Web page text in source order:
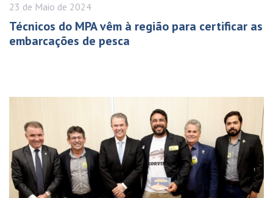
23 de Maio de 2024
Técnicos do MPA vêm à região para certificar as
embarcações de pesca